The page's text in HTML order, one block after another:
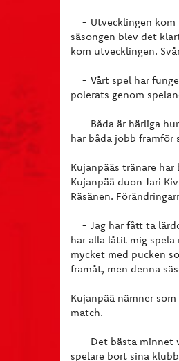
- Utvecklingen kom
säsongen blev det
kom utvecklingen.
- Vårt spel har
polerats genom
- Båda är härliga
har båda jobb framför
Kujanpääs tränare
Kujanpää duon Jari
Räsänen.
- Jag har fått ta
har alla låtit mig
mycket med pucken
framåt, men denna
Kujanpää nämner
match.
- Det bästa minnet
spelare bort sina